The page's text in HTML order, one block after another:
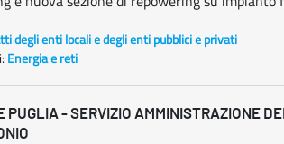
degli enti locali e degli enti pubblici e privati
Energia e reti
PUGLIA - SERVIZIO AMMINISTRAZIONE